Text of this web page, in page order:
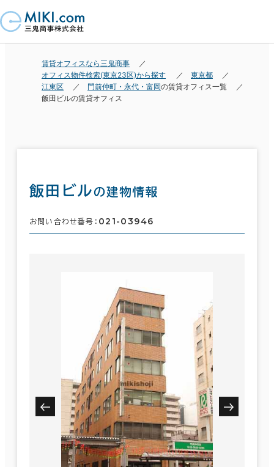
賃貸オフィスなら三鬼商事
オフィス物件検索(東京23区)から探す
東京都
江東区
門前仲町・永代・富岡の賃貸オフィス一覧
飯田ビルの賃貸オフィス
飯田ビルの建物情報
お問い合わせ番号： 021-03946